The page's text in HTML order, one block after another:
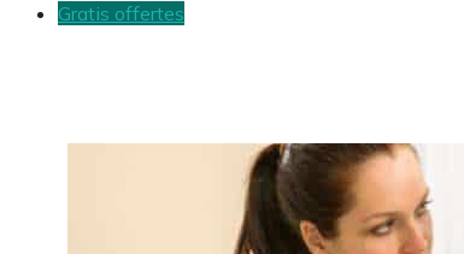
Gratis offertes